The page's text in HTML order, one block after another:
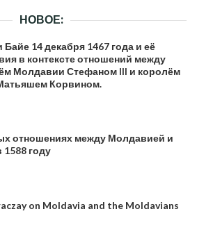
НОВОЕ:
Байе 14 декабря 1467 года и её
в контексте отношений между
Молдавии Стефаном III и королём
Корвином.
отношениях между Молдавией и
1588 году
on Moldavia and the Moldavians